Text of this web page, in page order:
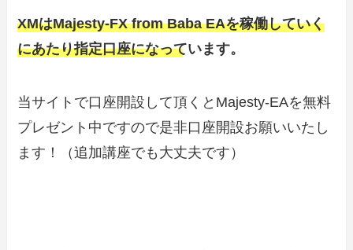
XMはMajesty-FX from Baba EAを稼働していく
にあたり指定口座になっています。
当サイトで口座開設して頂くとMajesty-EAを無料
プレゼント中ですので是非口座開設お願いいたし
ます！（追加講座でも大丈夫です）